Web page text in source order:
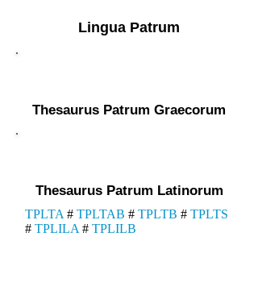
Lingua Patrum
Thesaurus Patrum Graecorum
Thesaurus Patrum Latinorum
TPLTA # TPLTAB # TPLTB # TPLTS
# TPLILA # TPLILB